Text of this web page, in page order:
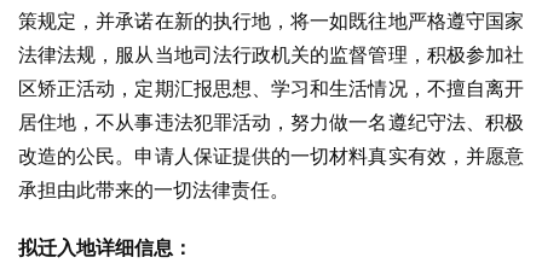
策规定，并承诺在新的执行地，将一如既往地严格遵守国家
法律法规，服从当地司法行政机关的监督管理，积极参加社
区矫正活动，定期汇报思想、学习和生活情况，不擅自离开
居住地，不从事违法犯罪活动，努力做一名遵纪守法、积极
改造的公民。申请人保证提供的一切材料真实有效，并愿意
承担由此带来的一切法律责任。
拟迁入地详细信息：